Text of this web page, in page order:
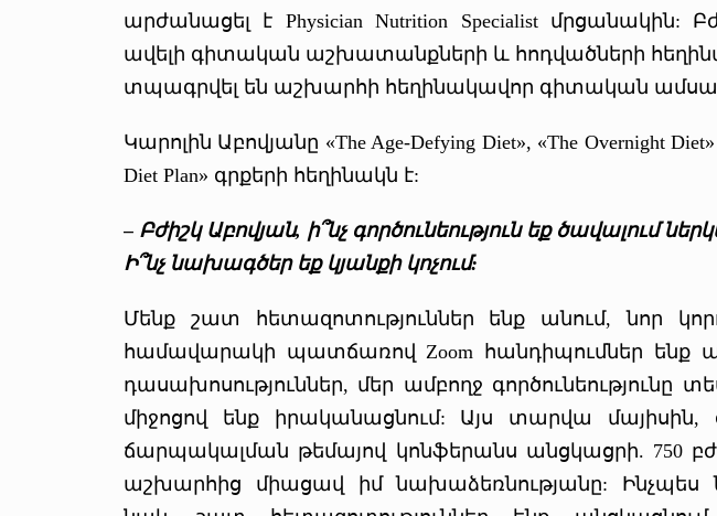
արժանացել է Physician Nutrition Specialist մրցանակին:
ավելի գիտական աշխատանքների և հոդվածների
տպագրվել են աշխարհի հեղինակավոր գիտական
Կարոլին Աբովյանը «The Age-Defying Diet», «The Overnight
Diet Plan» գրքերի հեղինակն է:
– Բժիշկ Աբովյան, ի՞նչ գործունեություն եք ծավալում
Ի՞նչ նախագծեր եք կյանքի կոչում:
Մենք շատ հետազոտություններ ենք անում, նոր
համավարակի պատճառով Zoom հանդիպումներ ենք
դասախոսություններ, մեր ամբողջ գործունեությունը
միջոցով ենք իրականացնում: Այս տարվա մայիսին,
ճարպակալման թեմայով կոնֆերանս անցկացրի. 750
աշխարհից միացավ իմ նախաձեռնությանը: Ինչպես